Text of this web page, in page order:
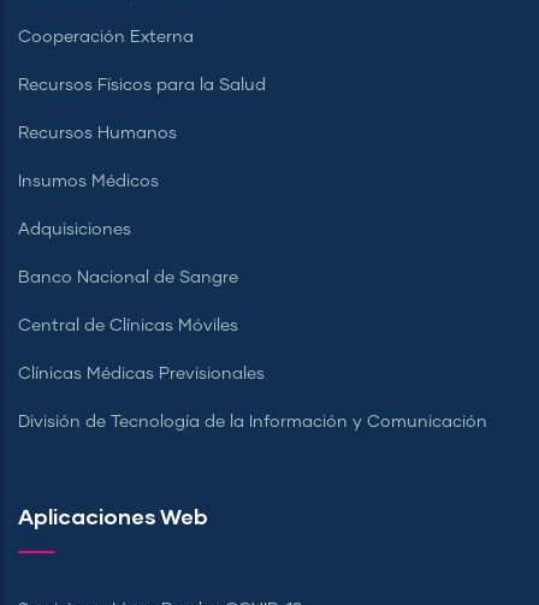
Cooperación Externa
Recursos Físicos para la Salud
Recursos Humanos
Insumos Médicos
Adquisiciones
Banco Nacional de Sangre
Central de Clínicas Móviles
Clínicas Médicas Previsionales
División de Tecnología de la Información y Comunicación
Aplicaciones Web